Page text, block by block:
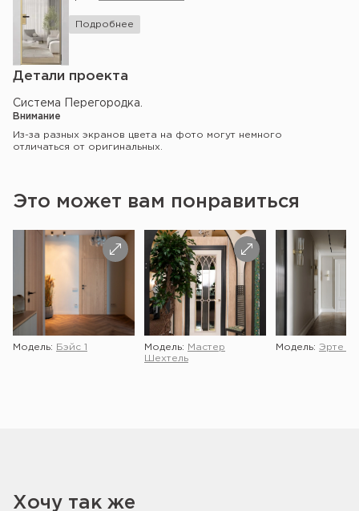
Подробнее
Детали проекта
Система Перегородка.
Внимание
Из-за разных экранов цвета на фото могут немного
отличаться от оригинальных.
Это может вам понравиться
Модель: Бэйс 1 Модель:
Мастер
Шехтель
Модель: Эрте 2
Хочу так же